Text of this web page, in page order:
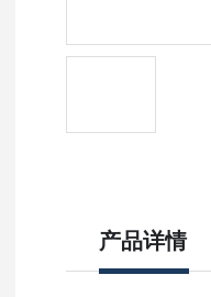
产品详情